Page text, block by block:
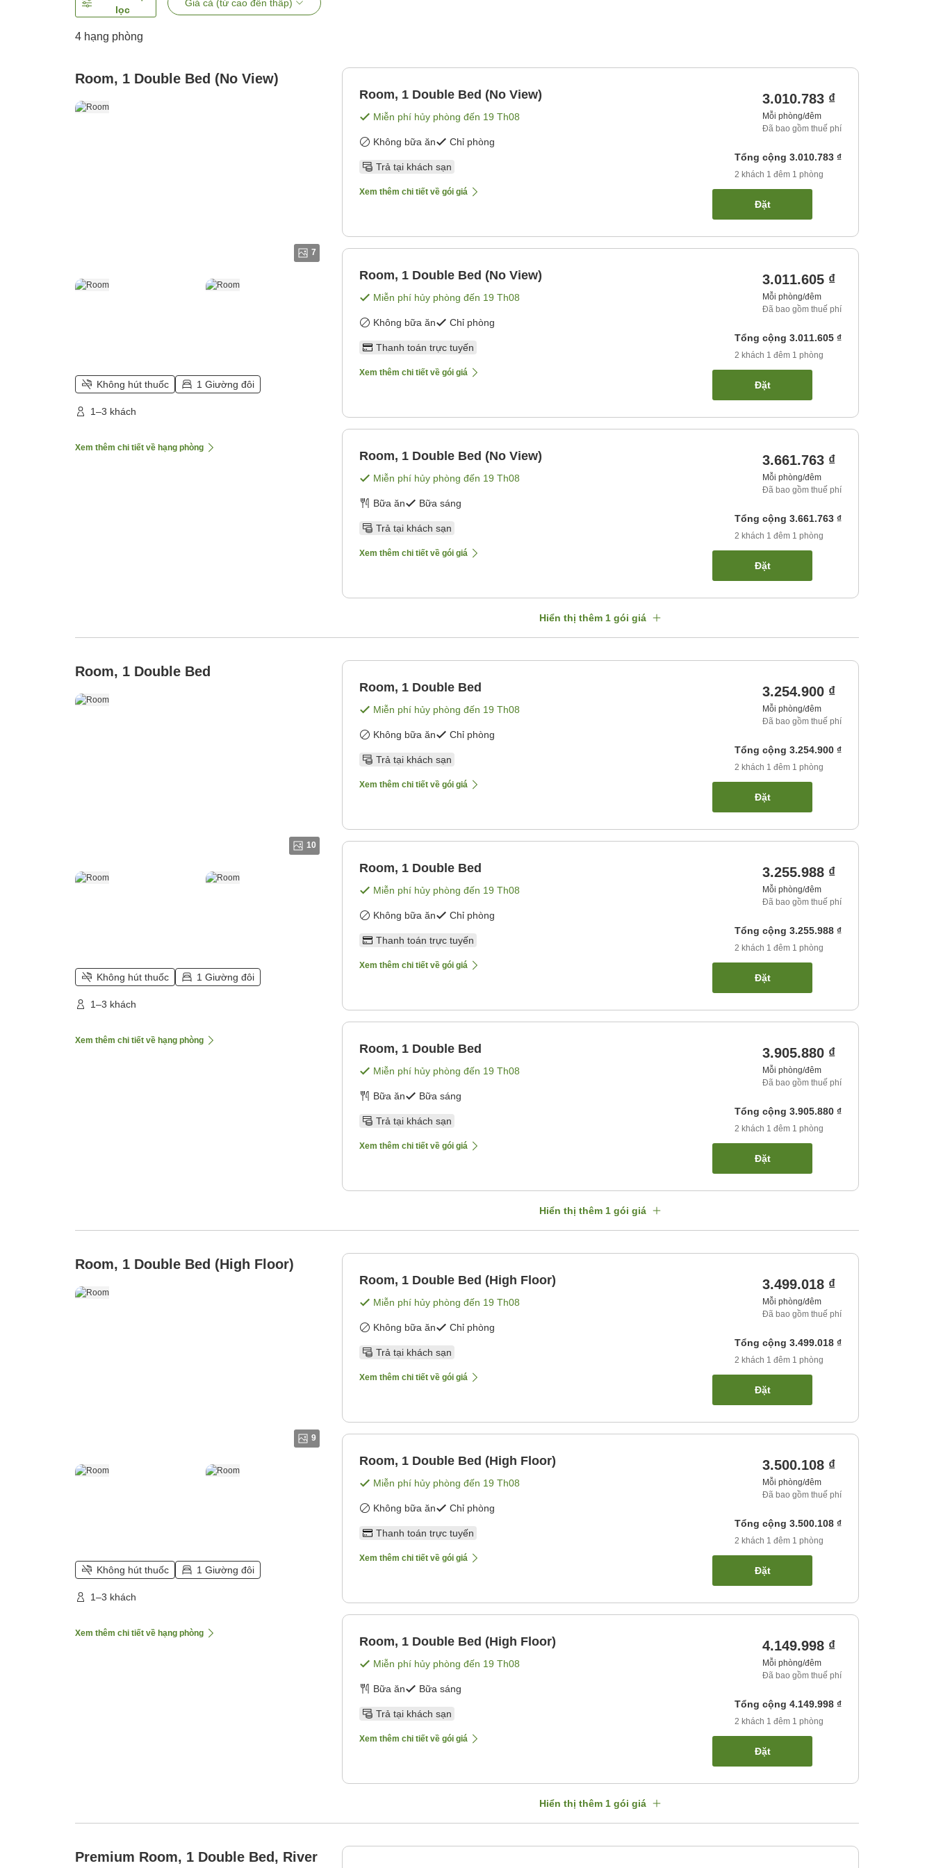
lọc
Giá cả (từ cao đến thấp)
4 hạng phòng
Room, 1 Double Bed (No View)
7
Không hút thuốc 1 Giường đôi
1–3 khách
Xem thêm chi tiết về hạng phòng
Room, 1 Double Bed (No View)
Miễn phí hủy phòng đến 19 Th08
Không bữa ăn Chỉ phòng
Trả tại khách sạn
Xem thêm chi tiết về gói giá
3.010.783 ₫
Mỗi phòng/đêm
Đã bao gồm thuế phí
Tổng cộng 3.010.783 ₫
2 khách 1 đêm 1 phòng
Đặt
Room, 1 Double Bed (No View)
Miễn phí hủy phòng đến 19 Th08
Không bữa ăn Chỉ phòng
Thanh toán trực tuyến
Xem thêm chi tiết về gói giá
3.011.605 ₫
Mỗi phòng/đêm
Đã bao gồm thuế phí
Tổng cộng 3.011.605 ₫
2 khách 1 đêm 1 phòng
Đặt
Room, 1 Double Bed (No View)
Miễn phí hủy phòng đến 19 Th08
Bữa ăn Bữa sáng
Trả tại khách sạn
Xem thêm chi tiết về gói giá
3.661.763 ₫
Mỗi phòng/đêm
Đã bao gồm thuế phí
Tổng cộng 3.661.763 ₫
2 khách 1 đêm 1 phòng
Đặt
Hiển thị thêm 1 gói giá
Room, 1 Double Bed
10
Không hút thuốc 1 Giường đôi
1–3 khách
Xem thêm chi tiết về hạng phòng
Room, 1 Double Bed
Miễn phí hủy phòng đến 19 Th08
Không bữa ăn Chỉ phòng
Trả tại khách sạn
Xem thêm chi tiết về gói giá
3.254.900 ₫
Mỗi phòng/đêm
Đã bao gồm thuế phí
Tổng cộng 3.254.900 ₫
2 khách 1 đêm 1 phòng
Đặt
Room, 1 Double Bed
Miễn phí hủy phòng đến 19 Th08
Không bữa ăn Chỉ phòng
Thanh toán trực tuyến
Xem thêm chi tiết về gói giá
3.255.988 ₫
Mỗi phòng/đêm
Đã bao gồm thuế phí
Tổng cộng 3.255.988 ₫
2 khách 1 đêm 1 phòng
Đặt
Room, 1 Double Bed
Miễn phí hủy phòng đến 19 Th08
Bữa ăn Bữa sáng
Trả tại khách sạn
Xem thêm chi tiết về gói giá
3.905.880 ₫
Mỗi phòng/đêm
Đã bao gồm thuế phí
Tổng cộng 3.905.880 ₫
2 khách 1 đêm 1 phòng
Đặt
Hiển thị thêm 1 gói giá
Room, 1 Double Bed (High Floor)
9
Không hút thuốc 1 Giường đôi
1–3 khách
Xem thêm chi tiết về hạng phòng
Room, 1 Double Bed (High Floor)
Miễn phí hủy phòng đến 19 Th08
Không bữa ăn Chỉ phòng
Trả tại khách sạn
Xem thêm chi tiết về gói giá
3.499.018 ₫
Mỗi phòng/đêm
Đã bao gồm thuế phí
Tổng cộng 3.499.018 ₫
2 khách 1 đêm 1 phòng
Đặt
Room, 1 Double Bed (High Floor)
Miễn phí hủy phòng đến 19 Th08
Không bữa ăn Chỉ phòng
Thanh toán trực tuyến
Xem thêm chi tiết về gói giá
3.500.108 ₫
Mỗi phòng/đêm
Đã bao gồm thuế phí
Tổng cộng 3.500.108 ₫
2 khách 1 đêm 1 phòng
Đặt
Room, 1 Double Bed (High Floor)
Miễn phí hủy phòng đến 19 Th08
Bữa ăn Bữa sáng
Trả tại khách sạn
Xem thêm chi tiết về gói giá
4.149.998 ₫
Mỗi phòng/đêm
Đã bao gồm thuế phí
Tổng cộng 4.149.998 ₫
2 khách 1 đêm 1 phòng
Đặt
Hiển thị thêm 1 gói giá
Premium Room, 1 Double Bed, River